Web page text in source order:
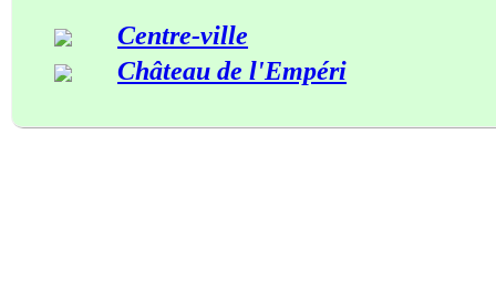
Centre-ville
Château de l'Empéri